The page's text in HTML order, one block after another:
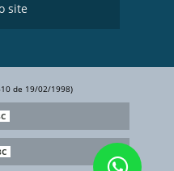
site
de 19/02/1998)